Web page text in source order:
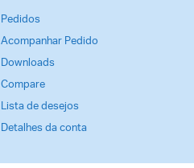
Pedidos
Acompanhar Pedido
Downloads
Compare
Lista de desejos
Detalhes da conta